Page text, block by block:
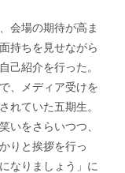
会場の期待が高ま
持ちを見せながら
己紹介を行った。
、メディア受けを
れていた五期生。
いをさらいつつ、
りと挨拶を行っ
なりましょう」に